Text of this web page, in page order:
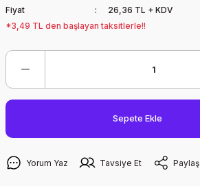
Fiyat
26,36 TL + KDV
*3,49 TL den başlayan taksitlerle!!
Sepete Ekle
Yorum Yaz Tavsiye Et Paylaş